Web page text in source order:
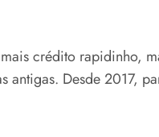
crédito rapidinho,
antigas. Desde 2017,